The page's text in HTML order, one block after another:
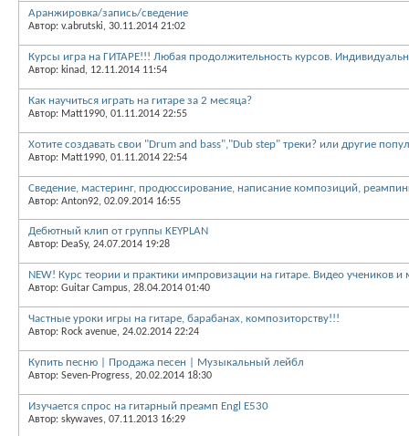
Аранжировка/запись/сведение
Автор: v.abrutski, 30.11.2014 21:02
Курсы игра на ГИТАРЕ!!! Любая продолжительность курсов.
Автор: kinad, 12.11.2014 11:54
Как научиться играть на гитаре за 2 месяца?
Автор: Matt1990, 01.11.2014 22:55
Хотите создавать свои "Drum and bass","Dub step" треки? или другие
Автор: Matt1990, 01.11.2014 22:54
Сведение, мастеринг, продюссирование, написание композиций,
Автор: Anton92, 02.09.2014 16:55
Дебютный клип от группы KEYPLAN
Автор: DeaSy, 24.07.2014 19:28
NEW! Курс теории и практики импровизации на гитаре. Видео учеников и
Автор: Guitar Campus, 28.04.2014 01:40
Частные уроки игры на гитаре, барабанах, композиторству!!!
Автор: Rock avenue, 24.02.2014 22:24
Купить песню | Продажа песен | Музыкальный лейбл
Автор: Seven-Progress, 20.02.2014 18:30
Изучается спрос на гитарный преамп Engl E530
Автор: skywaves, 07.11.2013 16:29